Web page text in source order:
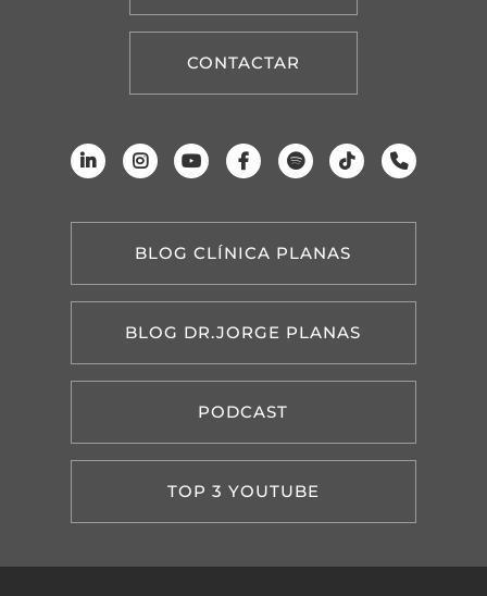
CONTACTAR
BLOG CLÍNICA PLANAS
BLOG DR.JORGE PLANAS
PODCAST
TOP 3 YOUTUBE